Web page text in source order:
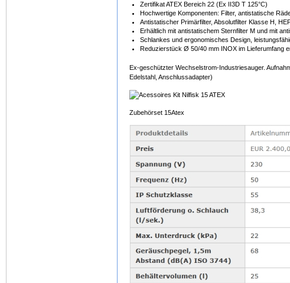
Zertifikat ATEX Bereich 22 (Ex II3D T 125°C)
Hochwertige Komponenten: Filter, antistatische
Antistatischer Primärfilter, Absolutfilter Klasse H,
Erhältlich mit antistatischem Sternfilter M und mit
Schlankes und ergonomisches Design,
Reduzierstück Ø 50/40 mm INOX im Lieferumfang
Ex-geschützter Wechselstrom-Industriesauger.
Edelstahl, Anschlussadapter)
Zubehörset 15Atex